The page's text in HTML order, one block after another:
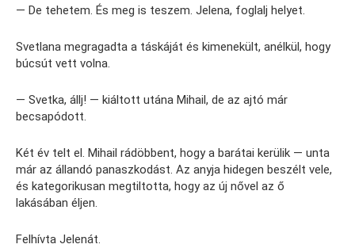
— De tehetem. És meg is teszem. Jelena, foglalj helyet.
Svetlana megragadta a táskáját és kimenekült, anélkül, hogy
búcsút vett volna.
— Svetka, állj! — kiáltott utána Mihail, de az ajtó már
becsapódott.
Két év telt el. Mihail rádöbbent, hogy a barátai kerülik — unta
már az állandó panaszkodást. Az anyja hidegen beszélt vele,
és kategorikusan megtiltotta, hogy az új nővel az ő
lakásában éljen.
Felhívta Jelenát.